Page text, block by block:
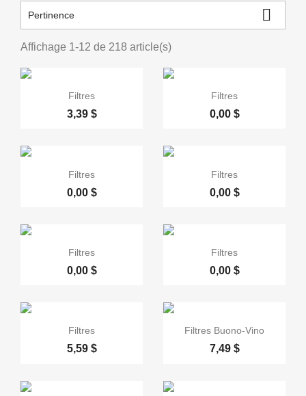
Pertinence 
Affichage 1-12 de 218 article(s)
Aperçu rapide
Filtres
3,39 $
Aperçu rapide
Filtres
0,00 $
Aperçu rapide
Filtres
0,00 $
Aperçu rapide
Filtres
0,00 $
Aperçu rapide
Filtres
0,00 $
Aperçu rapide
Filtres
0,00 $
Aperçu rapide
Filtres
5,59 $
 Aperçu rapide
Filtres Buono-Vino
7,49 $